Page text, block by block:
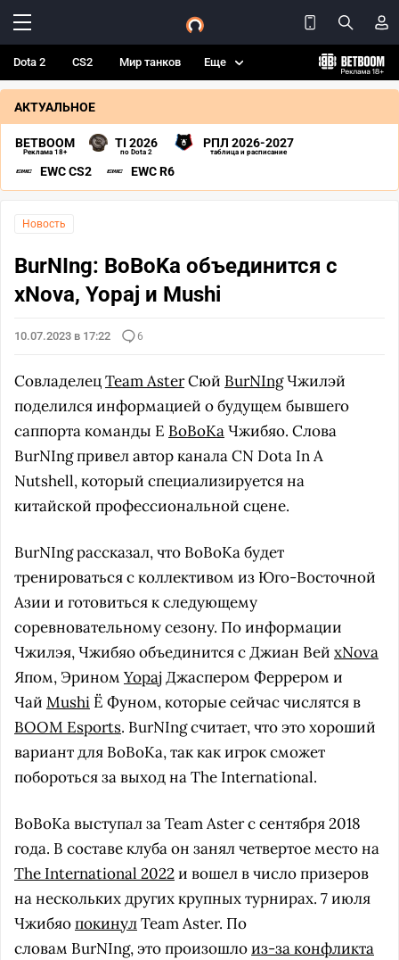
Dota 2 CS2 Мир танков Еще
АКТУАЛЬНОЕ
BETBOOM
Реклама 18+
TI 2026
по Dota 2
РПЛ 2026-2027
таблица и расписание
EWC CS2 EWC R6
Новость
BurNIng: BoBoKa объединится с
xNova, Yopaj и Mushi
10.07.2023 в 17:22 6
СовладелецTeam AsterСюй BurNIngЧжилэй
поделился информацией о будущем бывшего
саппорта команды Е BoBoKaЧжибяо. Слова
BurNIng привел автор канала CN Dota In A
Nutshell, который специализируется на
китайской профессиональной сцене.
BurNIng рассказал, что BoBoKa будет
тренироваться с коллективом из Юго-Восточной
Азии и готовиться к следующему
соревновательному сезону. По информации
Чжилэя, Чжибяо объединится с Джиан Вей xNova
Япом, Эрином YopajДжаспером Феррером и
Чай Mushi Ё Фуном, которые сейчас числятся в
BOOM Esports. BurNIng считает, что это хороший
вариант для BoBoKa, так как игрок сможет
побороться за выход на The International.
BoBoKa выступал за Team Aster с сентября 2018
года. В составе клуба он занял четвертое место на
The International 2022и вошел в число призеров
на нескольких других крупных турнирах. 7 июля
ЧжибяопокинулTeam Aster. По
словам BurNIng, это произошлоиз-за конфликта